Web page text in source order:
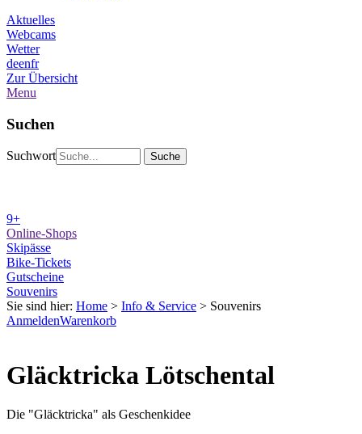
Aktuelles
Webcams
Wetter
deenfr
Zur Übersicht
Menu
Suchen
Suchwort
9+
Online-Shops
Skipässe
Bike-Tickets
Gutscheine
Souvenirs
Sie sind hier: Home > Info & Service > Souvenirs
AnmeldenWarenkorb
Gläcktricka Lötschental
Die "Gläcktricka" als Geschenkidee